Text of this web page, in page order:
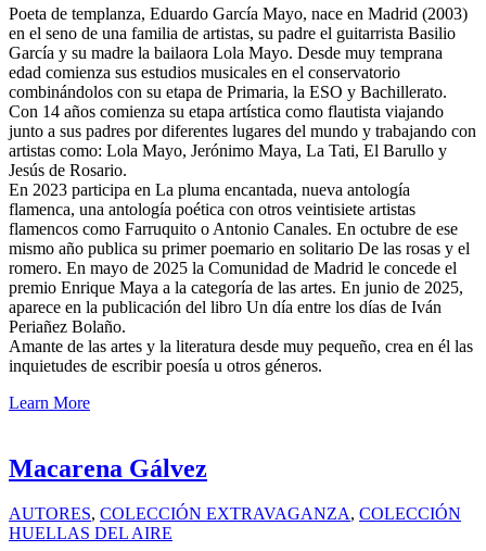
Poeta de templanza, Eduardo García Mayo, nace en Madrid (2003)
en el seno de una familia de artistas, su padre el guitarrista Basilio
García y su madre la bailaora Lola Mayo. Desde muy temprana
edad comienza sus estudios musicales en el conservatorio
combinándolos con su etapa de Primaria, la ESO y Bachillerato.
Con 14 años comienza su etapa artística como flautista viajando
junto a sus padres por diferentes lugares del mundo y trabajando con
artistas como: Lola Mayo, Jerónimo Maya, La Tati, El Barullo y
Jesús de Rosario.
En 2023 participa en La pluma encantada, nueva antología
flamenca, una antología poética con otros veintisiete artistas
flamencos como Farruquito o Antonio Canales. En octubre de ese
mismo año publica su primer poemario en solitario De las rosas y el
romero. En mayo de 2025 la Comunidad de Madrid le concede el
premio Enrique Maya a la categoría de las artes. En junio de 2025,
aparece en la publicación del libro Un día entre los días de Iván
Periañez Bolaño.
Amante de las artes y la literatura desde muy pequeño, crea en él las
inquietudes de escribir poesía u otros géneros.
Learn More
Macarena Gálvez
AUTORES, COLECCIÓN EXTRAVAGANZA, COLECCIÓN
HUELLAS DEL AIRE